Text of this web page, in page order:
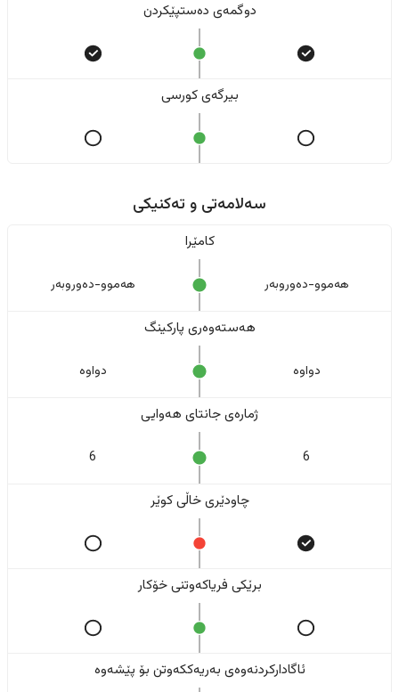
دوگمەی دەستپێکردن
بیرگەی کورسی
سەلامەتی و تەکنیکی
کامێرا
هەموو-دەوروبەر هەموو-دەوروبەر
هەستەوەری پارکینگ
دواوە دواوە
ژمارەی جانتای هەوایی
6
6
چاودێری خاڵی کوێر
برێکی فریاکەوتنی خۆکار
ئاگادارکردنەوەی بەریەککەوتن بۆ پێشەوە